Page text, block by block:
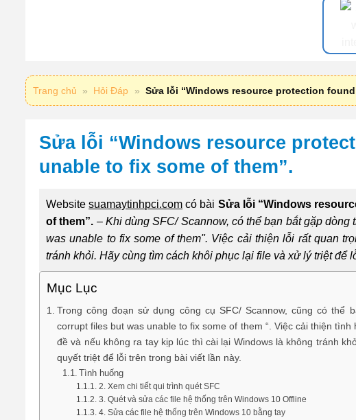
Trang chủ » Hỏi Đáp » Sửa lỗi “Windows resource protection
Sửa lỗi “Windows resource
unable to fix some of them”.
Websitesuamaytinhpci.com có bài Sửa lỗi “Windows
of them”. – Khi dùng SFC/ Scannow, có thể bạn bắt gặp
was unable to fix some of them". Việc cải thiện lỗi rất quan
tránh khỏi. Hãy cùng tìm cách khôi phục lại file và xử lý triệt để
Mục Lục
Trong công đoạn sử dụng công cụ SFC/ Scannow, cũng có thể
corrupt files but was unable to fix some of them “. Việc cải thiện
đề và nếu không ra tay kịp lúc thì cài lại Windows là không tránh
quyết triệt để lỗi trên trong bài viết lần này.
Tình huống
2. Xem chi tiết qui trình quét SFC
3. Quét và sửa các file hệ thống trên Windows 10 Offline
4. Sửa các file hệ thống trên Windows 10 bằng tay